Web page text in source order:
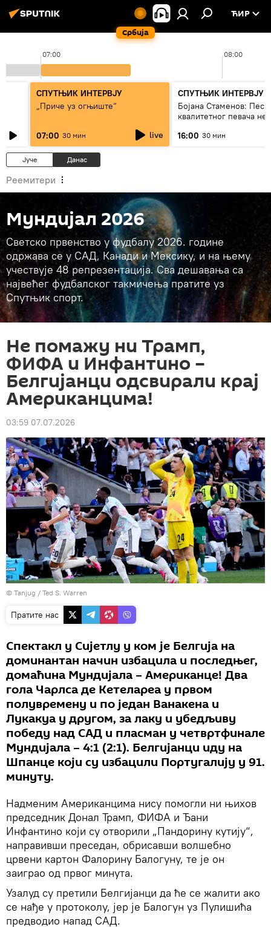
Србија
ЋИР
07:00 08:00
СПУТЊИК ИНТЕРВЈУ
„Приче уз огњиште“
07:00 30 мин live
СПУТЊИК ИНТЕРВЈУ
Бојана Стаменов:
квалитетног певача
16:00 30 мин
Јуче Данас
Реемитери
Мундијал 2026
Светско првенство у фудбалу 2026. године
одржава се у САД, Канади и Мексику, и на њему
учествује 48 репрезентација. Сва дешавања са
највећег фудбалског такмичења пратите уз
Спутњик спорт.
Не помажу ни Трамп,
ФИФА и Инфантино –
Белгијанци одсвирали крај
Американцима!
03:59 07.07.2026
© Tanjug / Ted S. Warren
Пратите нас
Спектакл у Сијетлу у ком је Белгија на
доминантан начин избацила и последњег,
домаћина Мундијала – Американце! Два
гола Чарлса де Кетелареа у првом
полувремену и по један Ванакена и
Лукакуа у другом, за лаку и убедљиву
победу над САД и пласман у четвртфинале
Мундијала – 4:1 (2:1). Белгијанци иду на
Шпанце који су избацили Португалију у 91.
минуту.
Надменим Американцима нису помогли ни њихов
председник Донал Трамп, ФИФА и Ђани
Инфантино који су отворили „Пандорину кутију“,
направивши преседан, обрисавши волшебно
црвени картон Фалорину Балогуну, те је он
заиграо од првог минута.
Узалуд су претили Белгијанци да ће се жалити ако
се нађе у протоколу, јер је Балогун уз Пулишића
предводио напад САД.